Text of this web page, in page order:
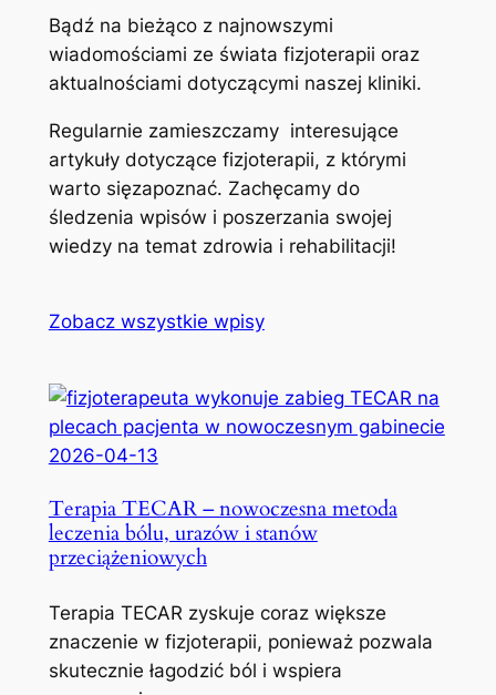
Bądź na bieżąco z najnowszymi
wiadomościami ze świata fizjoterapii oraz
aktualnościami dotyczącymi naszej kliniki.
Regularnie zamieszczamy interesujące
artykuły dotyczące fizjoterapii, z którymi
warto sięzapoznać. Zachęcamy do
śledzenia wpisów i poszerzania swojej
wiedzy na temat zdrowia i rehabilitacji!
Zobacz wszystkie wpisy
2026-04-13
Terapia TECAR – nowoczesna metoda
leczenia bólu, urazów i stanów
przeciążeniowych
Terapia TECAR zyskuje coraz większe
znaczenie w fizjoterapii, ponieważ pozwala
skutecznie łagodzić ból i wspiera